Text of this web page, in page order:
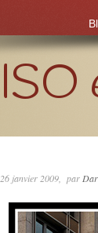
ISO
26 janvier 2009 par